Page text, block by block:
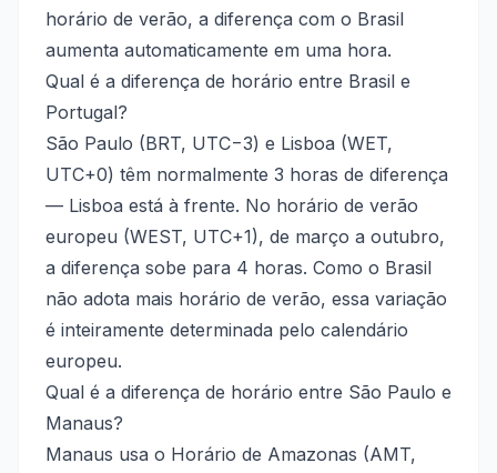
horário de verão, a diferença com o Brasil
aumenta automaticamente em uma hora.
Qual é a diferença de horário entre Brasil e
Portugal?
São Paulo (BRT, UTC−3) e Lisboa (WET,
UTC+0) têm normalmente 3 horas de diferença
— Lisboa está à frente. No horário de verão
europeu (WEST, UTC+1), de março a outubro,
a diferença sobe para 4 horas. Como o Brasil
não adota mais horário de verão, essa variação
é inteiramente determinada pelo calendário
europeu.
Qual é a diferença de horário entre São Paulo e
Manaus?
Manaus usa o Horário de Amazonas (AMT,